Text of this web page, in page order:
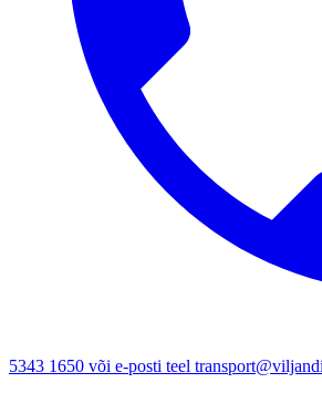
5343 1650 või e-posti teel